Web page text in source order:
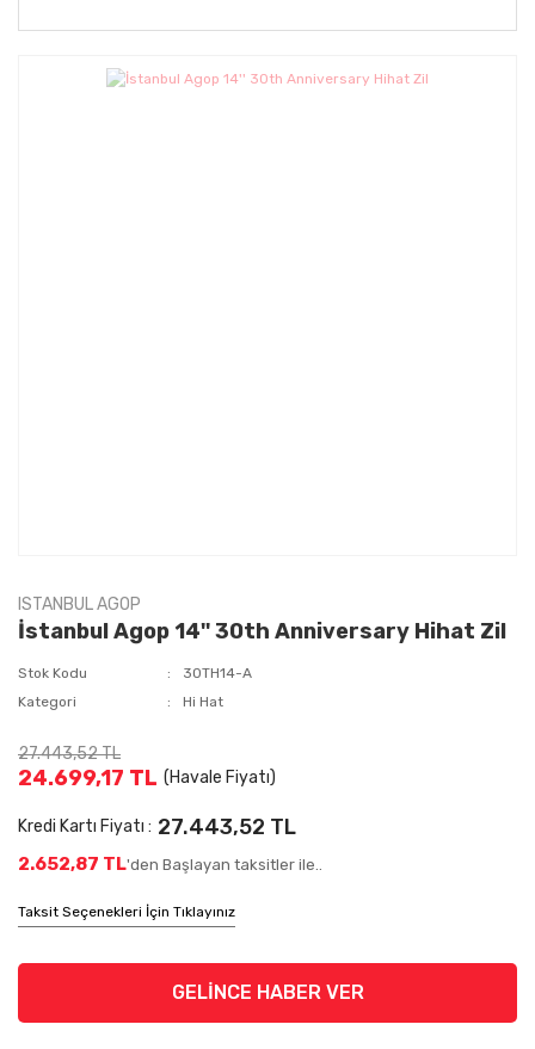
ISTANBUL AGOP
İstanbul Agop 14'' 30th Anniversary Hihat Zil
Stok Kodu
30TH14-A
Kategori
Hi Hat
27.443,52 TL
24.699,17 TL (Havale Fiyatı)
Kredi Kartı Fiyatı : 27.443,52 TL
2.652,87 TL'den Başlayan taksitler ile..
Taksit Seçenekleri İçin Tıklayınız
GELİNCE HABER VER